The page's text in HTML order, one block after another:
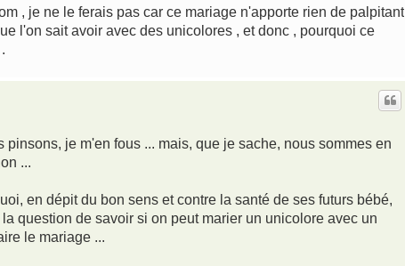
, je ne le ferais pas car ce mariage n'apporte rien de palpitant
l'on sait avoir avec des unicolores , et donc , pourquoi ce
je m'en fous ... mais, que je sache, nous sommes en
...
en dépit du bon sens et contre la santé de ses futurs bébé,
question de savoir si on peut marier un unicolore avec un
le mariage ...